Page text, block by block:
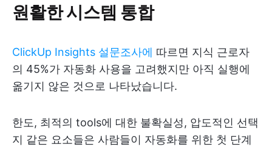
원활한 시스템 통합
ClickUp Insights 설문조사에 따르면 지식 근로자
의 45%가 자동화 사용을 고려했지만 아직 실행에
옮기지 않은 것으로 나타났습니다.
한도, 최적의 tools에 대한 불확실성, 압도적인 선택
지 같은 요소들은 사람들이 자동화를 위한 첫 단계